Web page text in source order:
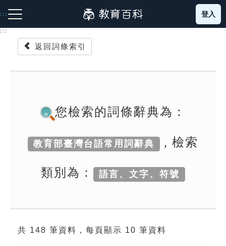
到
主
:::
生字詞彙表
成語故事
索引選單
登入
:::
返回詞條索引
您檢索的詞條辭典為：
教育部臺灣台語常用詞辭典 , 檢索
類別為： 語言、文字、符號
共 148 筆資料，每頁顯示 10 筆資料